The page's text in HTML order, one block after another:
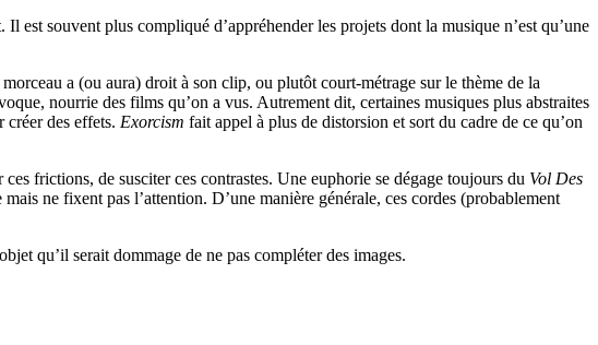
est souvent plus compliqué d’appréhender les projets dont la musique n’est qu’une
a (ou aura) droit à son clip, ou plutôt court-métrage sur le thème de la
nourrie des films qu’on a vus. Autrement dit, certaines musiques plus abstraites
créer des effets. Exorcism fait appel à plus de distorsion et sort du cadre de ce qu’on
frictions, de susciter ces contrastes. Une euphorie se dégage toujours du Vol Des
ne fixent pas l’attention. D’une manière générale, ces cordes (probablement
qu’il serait dommage de ne pas compléter des images.